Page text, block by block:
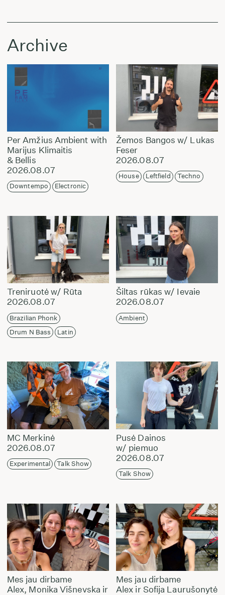
Archive
Per Amžius Ambient with
Marijus Klimaitis
& Bellis
2026.08.07
Downtempo Electronic
Žemos Bangos w/ Lukas
Feser
2026.08.07
House Leftfield Techno
Treniruotė w/ Rūta
2026.08.07
Brazilian Phonk
Drum N Bass
Latin
Šiltas rūkas w/ Ievaie
2026.08.07
Ambient
MC Merkinė
2026.08.07
Experimental Talk Show
Pusė Dainos
w/ piemuo
2026.08.07
Talk Show
Mes jau dirbame
Alex, Monika Višnevska ir
Mes jau dirbame
Alex ir Sofija Laurušonytė